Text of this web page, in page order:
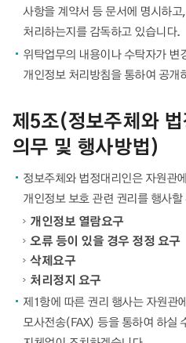
사항을 계약서 등 문서에 명시하
처리하는지를 감독하고 있습니다.
위탁업무의 내용이나 수탁자가 변
개인정보 처리방침을 통하여 공개
제5조(정보주체와
의무 및 행사방법)
정보주체와 법정대리인은 자원관
개인정보 보호 관련 권리를 행사
개인정보 열람요구
오류 등이 있을 경우 정정 요구
삭제요구
처리정지 요구
제1항에 따른 권리 행사는 자원관
모사전송(FAX) 등을 통하여 하실